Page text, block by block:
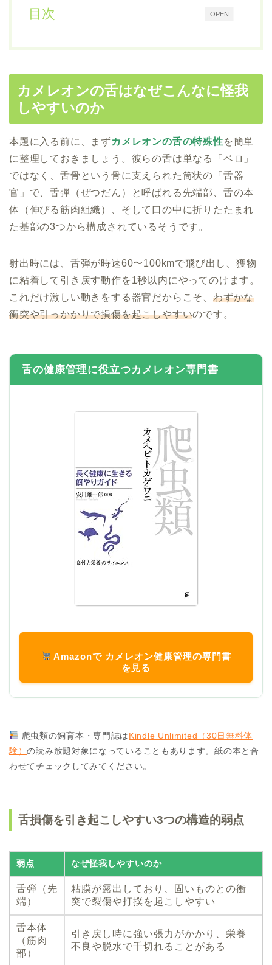
OPEN
目次
カメレオンの舌はなぜこんなに怪我
しやすいのか
本題に入る前に、まずカメレオンの舌の特殊性を簡単
に整理しておきましょう。彼らの舌は単なる「ベロ」
ではなく、舌骨という骨に支えられた筒状の「舌器
官」で、舌弾（ぜつだん）と呼ばれる先端部、舌の本
体（伸びる筋肉組織）、そして口の中に折りたたまれ
た基部の3つから構成されているそうです。
射出時には、舌弾が時速60〜100kmで飛び出し、獲物
に粘着して引き戻す動作を1秒以内にやってのけます。
これだけ激しい動きをする器官だからこそ、 わずかな
衝突や引っかかりで損傷を起こしやすいのです。
舌の健康管理に役立つカメレオン専門書
Amazonで カメレオン健康管理の専門書
を見る
爬虫類の飼育本・専門誌はKindle Unlimited（30日無料体
験）の読み放題対象になっていることもあります。紙の本と合
わせてチェックしてみてください。
舌損傷を引き起こしやすい3つの構造的弱点
弱点 なぜ怪我しやすいのか
舌弾（先
端）
粘膜が露出しており、固いものとの衝
突で裂傷や打撲を起こしやすい
舌本体
（筋肉
部）
引き戻し時に強い張力がかかり、栄養
不良や脱水で千切れることがある